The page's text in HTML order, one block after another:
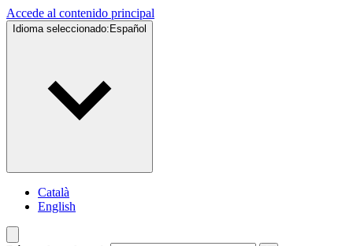
Accede al contenido principal
Idioma seleccionado: Español
Català
English